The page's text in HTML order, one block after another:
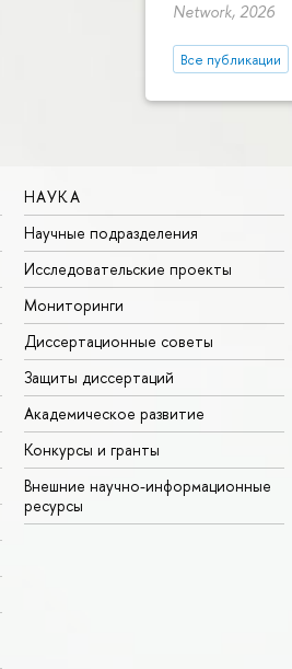
Network, 2026
Все публикации
НАУКА
Научные подразделения
Исследовательские проекты
Мониторинги
Диссертационные советы
Защиты диссертаций
Академическое развитие
Конкурсы и гранты
Внешние научно-информационные
ресурсы